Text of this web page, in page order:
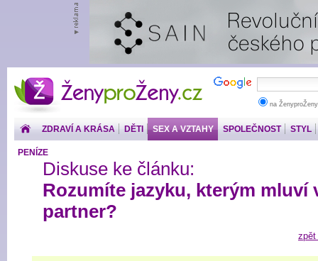
ŽenyproŽeny.cz
na
ZDRAVÍ A KRÁSA DĚTI SEX A VZTAHY SPOLEČNOST STYL
PENÍZE
Diskuse ke článku:
Rozumíte jazyku, kterým mluví
partner?
zpět